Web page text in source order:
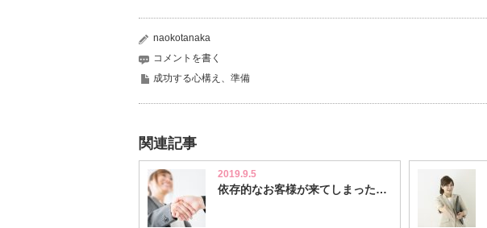
naokotanaka
コメントを書く
成功する心構え、準備
関連記事
2019.9.5
依存的なお客様が来てしまった…